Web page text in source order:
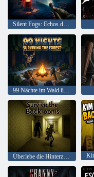
Silent Fogs: Echos des Bösen
99 Nächte im Wald überleben